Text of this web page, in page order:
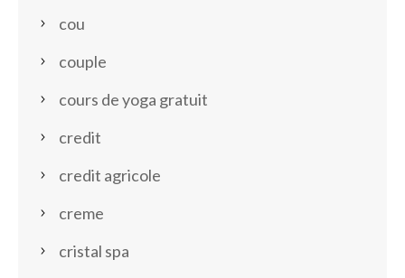
cou
couple
cours de yoga gratuit
credit
credit agricole
creme
cristal spa